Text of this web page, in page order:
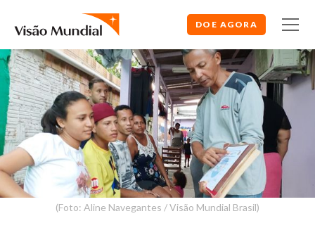
DOE AGORA
(Foto: Aline Navegantes / Visão Mundial Brasil)